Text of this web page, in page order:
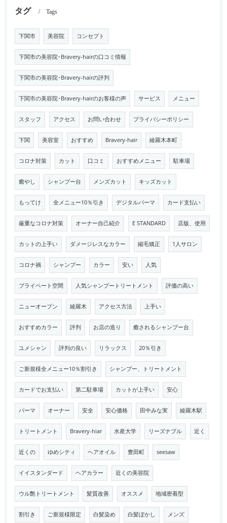
タグ Tags
下関市 美容院 コンセプト
下関市の美容院･Bravery-hairの口コミ情報
下関市の美容院･Bravery-hairの評判
下関市の美容院･Bravery-hairのお客様の声 サービス メニュー
スタッフ アクセス お問い合わせ プライバシーポリシー
下関 美容室 おすすめ Bravery-hair 綾羅木本町
コロナ対策 カット 口コミ おすすめメニュー 駐車場
癒やし シャンプー台 メンズカット キッズカット
もってけ 全メニュー10％引き デジタルパーマ カード支払い
厳重なコロナ対策 オーナー自己紹介 E STANDARD 店版、使用
カットの上手い ダメージレスなカラー 縮毛矯正 1人サロン
コロナ禍 シャンプー カラー 安い 人気
プライベート空間 人気シャンプートリートメント 評価の高い
ニューオープン 綾羅木 アクセス方法 上手い
おすすめカラー 評判 お店の造り 癒されるシャンプー台
ユメシャン 評判の良い リラックス 20％引き
ご新規様全メニュー10％割引き シャンプー、トリートメント
カードでお支払い 第二駐車場 カットが上手い 安心
パーマ オーナー 安全 安心価格 田中みな実 綾羅木駅
トリートメント Bravery-hiar 水産大学 リーズナブル 近く
近くの ゆめシティ ヘアオイル 豊田町 seesaw
イイスタンダード ヘアカラー 近くの美容院
ウル艶トリートメント 髪質改善 オススメ 地域密着型
割引き ご新規様限定 白髪染め 白髪ぼかし メンズ